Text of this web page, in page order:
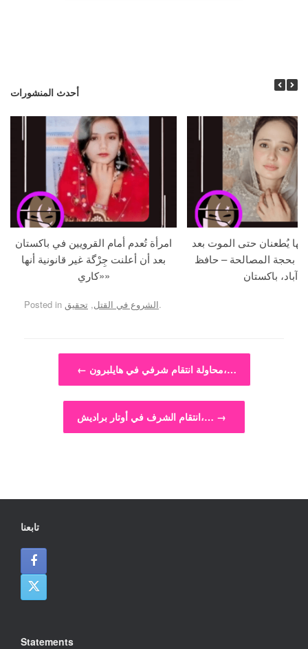
أحدث المنشورات
امرأة تُعدم أمام القرويين في باكستان
بعد أن أعلنت جِرْگة غير قانونية أنها
«كاري»
يُطعنان حتى الموت بعد
بحجة المصالحة – حافظ
آباد، باكستان
Posted in الشروع في القتل, تحقيق .
Post navigation
← محاولة انتقام شرفي في هايلبرون،…
انتقام الشرف في أوتار براديش،… →
تابعنا
Statements